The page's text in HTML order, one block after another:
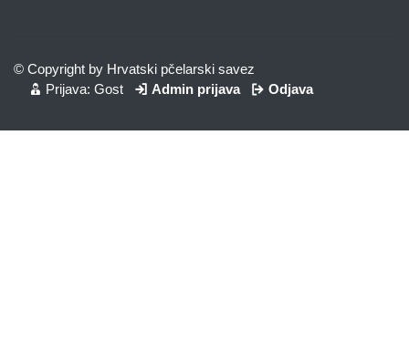
© Copyright by Hrvatski pčelarski savez
Prijava: Gost
Admin prijava Odjava